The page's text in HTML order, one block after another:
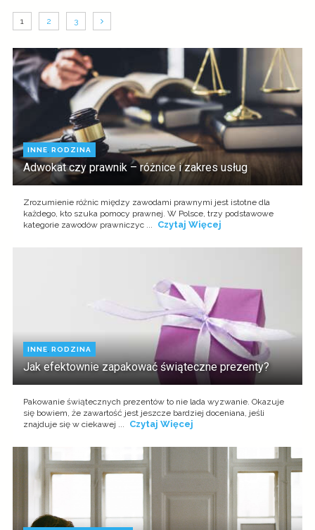
1 2 3
INNE RODZINA
Adwokat czy prawnik – różnice i zakres usług
Zrozumienie różnic między zawodami prawnymi jest istotne dla
każdego, kto szuka pomocy prawnej. W Polsce, trzy podstawowe
kategorie zawodów prawniczyc ...
Czytaj Więcej
INNE RODZINA
Jak efektownie zapakować świąteczne prezenty?
Pakowanie świątecznych prezentów to nie lada wyzwanie. Okazuje
się bowiem, że zawartość jest jeszcze bardziej doceniana, jeśli
znajduje się w ciekawej ...
Czytaj Więcej